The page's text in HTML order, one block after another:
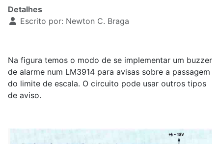
Detalhes
Escrito por: Newton C. Braga
Na figura temos o modo de se implementar um buzzer
de alarme num LM3914 para avisas sobre a passagem
do limite de escala. O circuito pode usar outros tipos
de aviso.